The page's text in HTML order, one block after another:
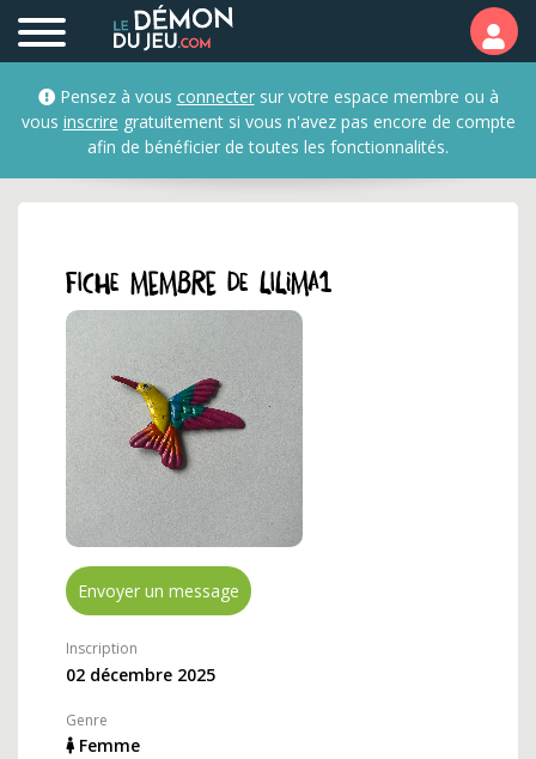
Profil et fiche membre
Pensez à vous connectersur votre espace membre ou à
vous inscrire gratuitement si vous n'avez pas encore de compte
afin de bénéficier de toutes les fonctionnalités.
Fiche membre de lilima1
Envoyer un message
Inscription
02 décembre 2025
Genre
Femme